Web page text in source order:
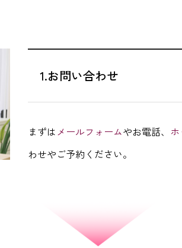
1.お問い合わせ
まずはメールフォームやお電話、
わせやご予約ください。